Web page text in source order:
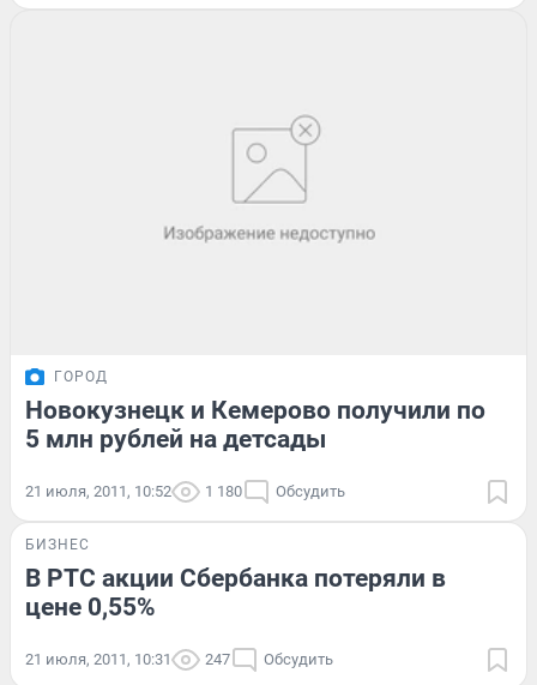
ГОРОД
Новокузнецк и Кемерово получили по
5 млн рублей на детсады
21 июля, 2011, 10:52 1 180 Обсудить
БИЗНЕС
В РТС акции Сбербанка потеряли в
цене 0,55%
21 июля, 2011, 10:31 247 Обсудить